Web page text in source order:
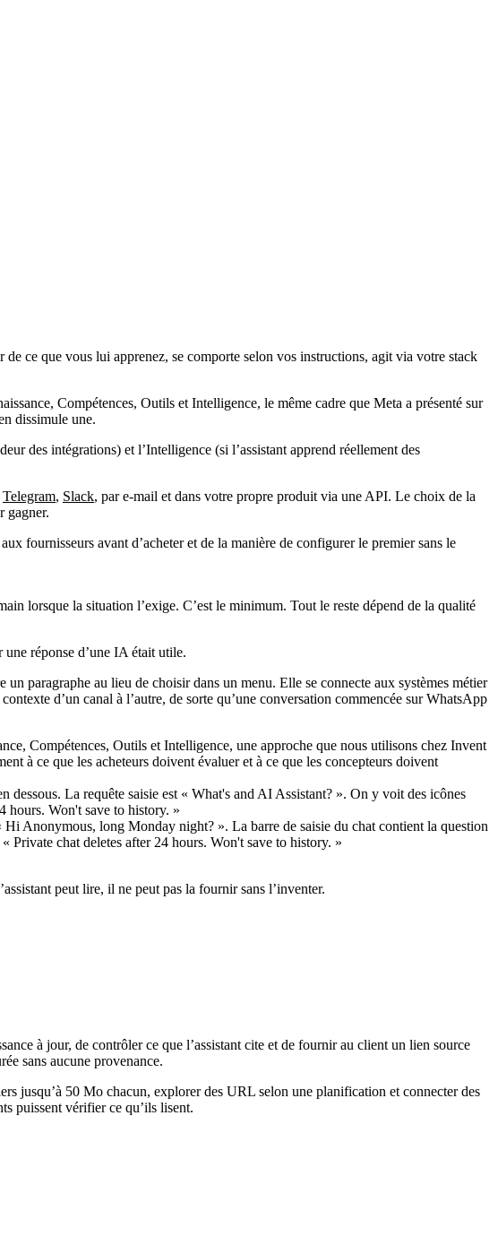
ce que vous lui apprenez, se comporte selon vos instructions, agit via votre stack
Compétences, Outils et Intelligence, le même cadre que Meta a présenté sur
dissimule une.
des intégrations) et l’Intelligence (si l’assistant apprend réellement des
Telegram, Slack, par e-mail et dans votre propre produit via une API. Le choix de la
gagner.
fournisseurs avant d’acheter et de la manière de configurer le premier sans le
lorsque la situation l’exige. C’est le minimum. Tout le reste dépend de la qualité
réponse d’une IA était utile.
paragraphe au lieu de choisir dans un menu. Elle se connecte aux systèmes métier
d’un canal à l’autre, de sorte qu’une conversation commencée sur WhatsApp
Compétences, Outils et Intelligence, une approche que nous utilisons chez Invent
à ce que les acheteurs doivent évaluer et à ce que les concepteurs doivent
Anonymous, long Monday night? ». La barre de saisie du chat contient la question
chat deletes after 24 hours. Won't save to history. »
peut lire, il ne peut pas la fournir sans l’inventer.
à jour, de contrôler ce que l’assistant cite et de fournir au client un lien source
sans aucune provenance.
jusqu’à 50 Mo chacun, explorer des URL selon une planification et connecter des
puissent vérifier ce qu’ils lisent.